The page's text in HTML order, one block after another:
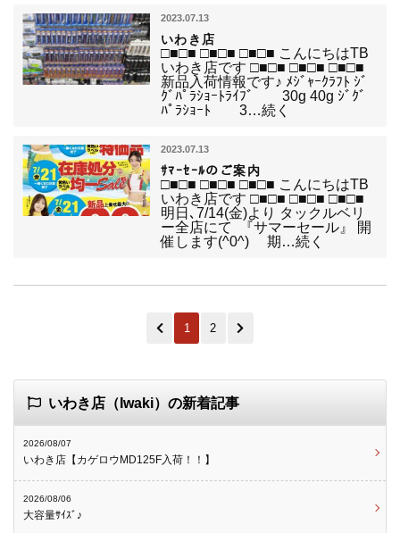
2023.07.13
いわき店
□■□■ □■□■ □■□■ こんにちはTB
いわき店です □■□■ □■□■ □■□■
新品入荷情報です♪ ﾒｼﾞｬｰｸﾗﾌﾄ ｼﾞ
ｸﾞﾊﾟﾗｼｮｰﾄﾗｲﾌﾞ 30g 40g ｼﾞｸﾞ
ﾊﾟﾗｼｮｰﾄ 3…続く
2023.07.13
ｻﾏｰｾｰﾙのご案内
□■□■ □■□■ □■□■ こんにちはTB
いわき店です □■□■ □■□■ □■□■
明日､7/14(金)より タックルベリ
ー全店にて 『サマーセール』 開
催します(^0^) 期…続く
1 2
いわき店（Iwaki）の新着記事
2026/08/07
いわき店【カゲロウMD125F入荷！！】
2026/08/06
大容量ｻｲｽﾞ♪